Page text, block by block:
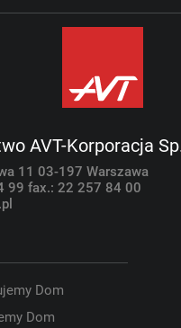
AVT-Korporacja
11 03-197 Warszawa
99 fax.: 22 257 84 00
Dom
Dom